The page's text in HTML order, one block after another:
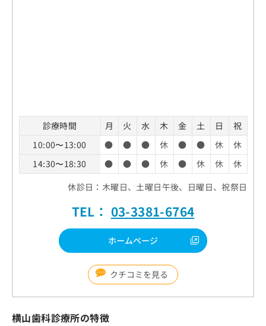
診療時間 月 火 水 木 金 土 日
祝
10:00〜13:00
● ● ● 休 ● ● 休
休
14:30〜18:30
● ● ● 休 ● 休 休
休
休診日：木曜日、土曜日午後、日曜日、祝祭日
TEL： 03-3381-6764
ホームページ
クチコミを見る
横山歯科診療所の特徴